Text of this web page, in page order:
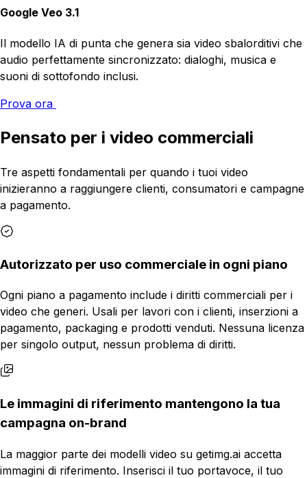
Google Veo 3.1
Il modello IA di punta che genera sia video sbalorditivi che
audio perfettamente sincronizzato: dialoghi, musica e
suoni di sottofondo inclusi.
Prova ora
Pensato per i video commerciali
Tre aspetti fondamentali per quando i tuoi video
inizieranno a raggiungere clienti, consumatori e campagne
a pagamento.
Autorizzato per uso commerciale in ogni piano
Ogni piano a pagamento include i diritti commerciali per i
video che generi. Usali per lavori con i clienti, inserzioni a
pagamento, packaging e prodotti venduti. Nessuna licenza
per singolo output, nessun problema di diritti.
Le immagini di riferimento mantengono la tua
campagna on-brand
La maggior parte dei modelli video su getimg.ai accetta
immagini di riferimento. Inserisci il tuo portavoce, il tuo